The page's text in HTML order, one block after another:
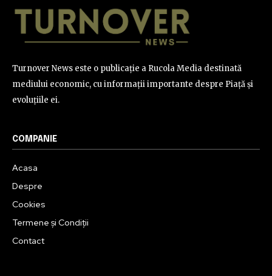
Turnover News este o publicație a Rucola Media destinată
mediului economic, cu informații importante despre Piață și
evoluțiile ei.
COMPANIE
Acasa
Despre
Cookies
Termene și Condiții
Contact